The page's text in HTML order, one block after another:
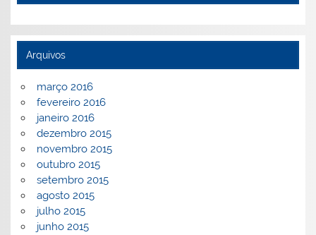
Arquivos
março 2016
fevereiro 2016
janeiro 2016
dezembro 2015
novembro 2015
outubro 2015
setembro 2015
agosto 2015
julho 2015
junho 2015